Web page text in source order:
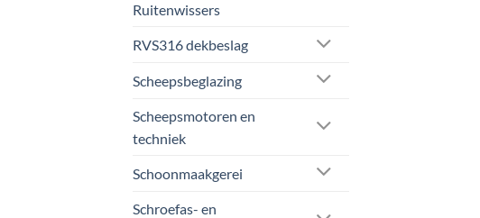
Ruitenwissers
RVS316 dekbeslag
Scheepsbeglazing
Scheepsmotoren en
techniek
Schoonmaakgerei
Schroefas- en